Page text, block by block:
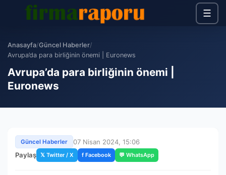
☰
Anasayfa/Güncel Haberler/
Avrupa’da para birliğinin önemi | Euronews
Avrupa’da para birliğinin önemi |
Euronews
Güncel Haberler
07 Nisan 2024, 15:06
Paylaş 𝕏 Twitter / X f Facebook 💬 WhatsApp